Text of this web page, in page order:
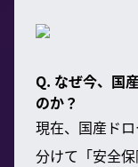
Q. なぜ今、国
のか？
現在、国産ド
分けて「安全